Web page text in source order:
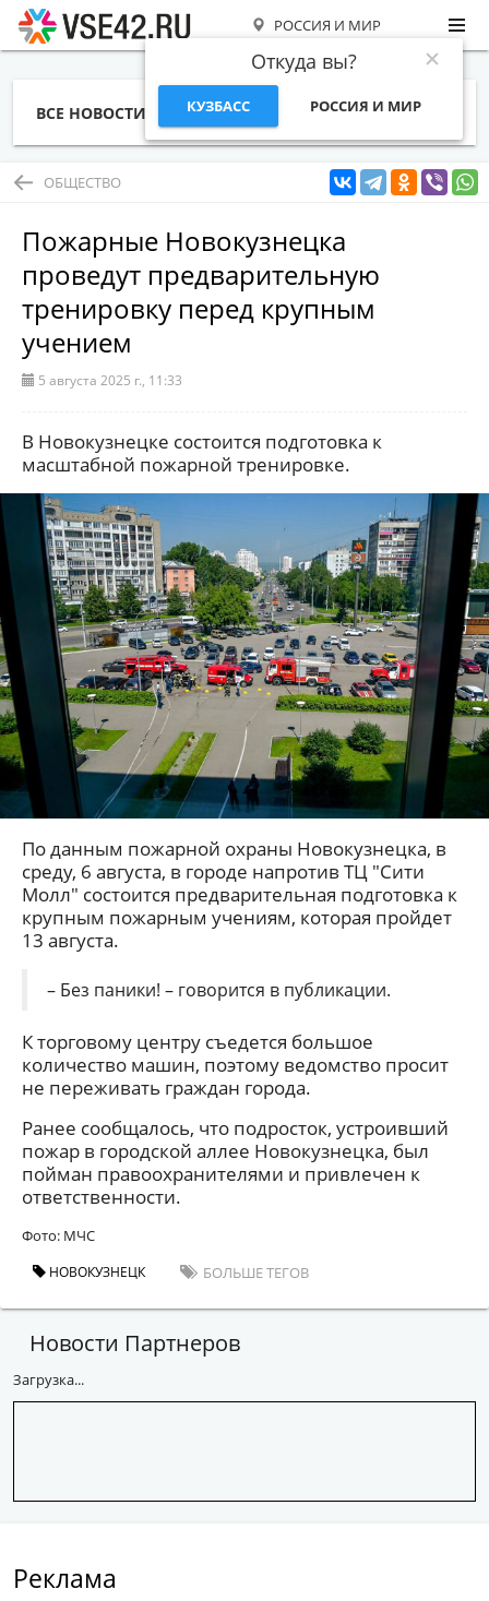
РОССИЯ И МИР
Откуда вы?
КУЗБАСС РОССИЯ И МИР
ВСЕ НОВОСТИ СТАТЬИ ТЕМЫ ФОТО
ОБЩЕСТВО
Пожарные Новокузнецка
проведут предварительную
тренировку перед крупным
учением
5 августа 2025 г., 11:33
В Новокузнецке состоится подготовка к
масштабной пожарной тренировке.
По данным пожарной охраны Новокузнецка, в
среду, 6 августа, в городе напротив ТЦ "Сити
Молл" состоится предварительная подготовка к
крупным пожарным учениям, которая пройдет
13 августа.
– Без паники! – говорится в публикации.
К торговому центру съедется большое
количество машин, поэтому ведомство просит
не переживать граждан города.
Ранее сообщалось, что подросток, устроивший
пожар в городской аллее Новокузнецка, был
пойман правоохранителями и привлечен к
ответственности.
Фото: МЧС
НОВОКУЗНЕЦК БОЛЬШЕ ТЕГОВ
Новости Партнеров
Загрузка...
Реклама